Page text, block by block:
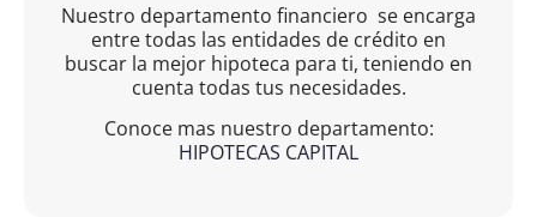
Nuestro departamento financiero se encarga
entre todas las entidades de crédito en
buscar la mejor hipoteca para ti, teniendo en
cuenta todas tus necesidades.
Conoce mas nuestro departamento:
HIPOTECAS CAPITAL